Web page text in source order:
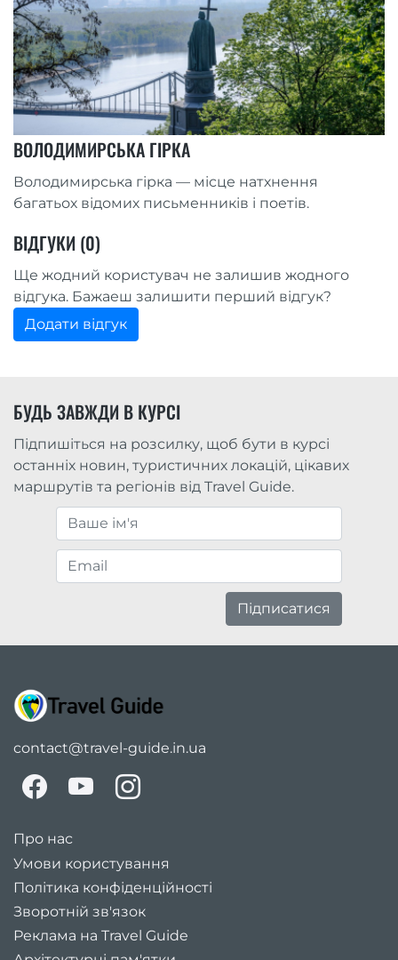
ВОЛОДИМИРСЬКА ГІРКА
Володимирська гірка — місце натхнення
багатьох відомих письменників і поетів.
ВІДГУКИ (0)
Ще жодний користувач не залишив жодного
відгука. Бажаеш залишити перший відгук?
Додати відгук
БУДЬ ЗАВЖДИ В КУРСІ
Підпишіться на розсилку, щоб бути в курсі
останніх новин, туристичних локацій, цікавих
маршрутів та регіонів від Travel Guide.
Підписатися
contact@travel-guide.in.ua
Про нас
Умови користування
Політика конфіденційності
Зворотній зв'язок
Реклама на Travel Guide